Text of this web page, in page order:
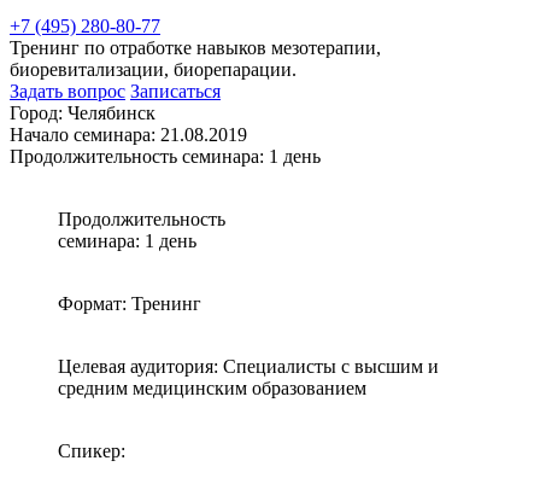
+7 (495) 280-80-77
Тренинг по отработке навыков мезотерапии,
биоревитализации, биорепарации.
Задать вопрос Записаться
Город: Челябинск
Начало семинара: 21.08.2019
Продолжительность семинара: 1 день
Продолжительность
семинара: 1 день
Формат: Тренинг
Целевая аудитория: Специалисты с высшим и
средним медицинским образованием
Спикер: